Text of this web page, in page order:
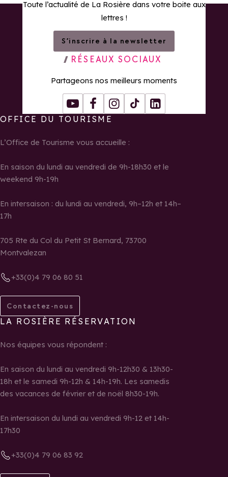
Toute l’actualité de La Rosière dans votre boite aux
lettres !
S’inscrire à la newsletter
RÉSEAUX SOCIAUX
Partageons nos meilleurs moments
YoutubeFacebookInstagram
Tiktok LinkedIn
OFFICE DU TOURISME
L’Office de Tourisme vous accueille :
En saison du lundi au vendredi de 9h-18h30 et le
weekend 9h-19h
En intersaison : du lundi au vendredi, 9h–12h et 14h–
17h
705 Rte du Col du Petit St Bernard, 73700
Montvalezan
+33(0)4 79 06 80 51
Contactez-nous
LA ROSIÈRE RÉSERVATION
Nos équipes vous répondent :
En saison du lundi au vendredi 9h-12h30 & 13h30-
18h et le samedi 9h-12h & 14h-19h. Les samedis
des vacances de février et de noël 8h30-19h.
En intersaison du lundi au vendredi 9h-12 et 14h-
17h30
+33(0)4 79 06 83 92